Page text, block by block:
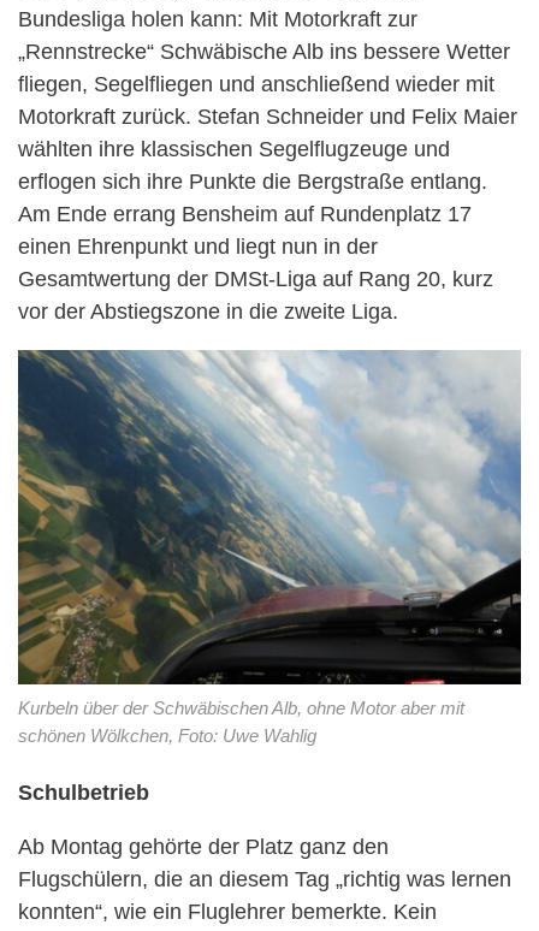
Bundesliga holen kann: Mit Motorkraft zur
„Rennstrecke“ Schwäbische Alb ins bessere Wetter
fliegen, Segelfliegen und anschließend wieder mit
Motorkraft zurück. Stefan Schneider und Felix Maier
wählten ihre klassischen Segelflugzeuge und
erflogen sich ihre Punkte die Bergstraße entlang.
Am Ende errang Bensheim auf Rundenplatz 17
einen Ehrenpunkt und liegt nun in der
Gesamtwertung der DMSt-Liga auf Rang 20, kurz
vor der Abstiegszone in die zweite Liga.
Kurbeln über der Schwäbischen Alb, ohne Motor aber mit
schönen Wölkchen, Foto: Uwe Wahlig
Schulbetrieb
Ab Montag gehörte der Platz ganz den
Flugschülern, die an diesem Tag „richtig was lernen
konnten“, wie ein Fluglehrer bemerkte. Kein